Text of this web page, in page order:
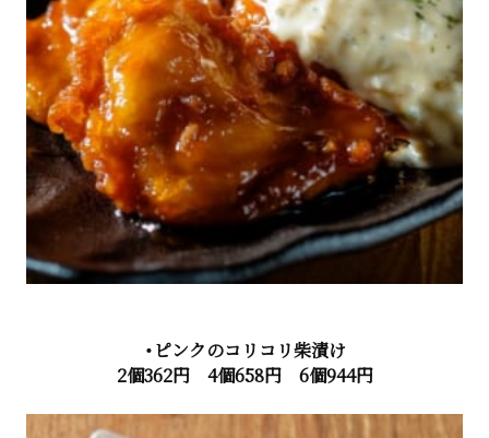
・ピンクのコリコリ柴漬け
2個362円 4個658円 6個944円